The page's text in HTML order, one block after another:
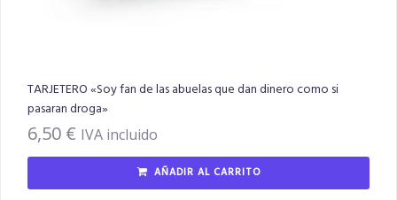
TARJETERO «Soy fan de las abuelas que dan dinero como si
pasaran droga»
6,50 € IVA incluido
AÑADIR AL CARRITO